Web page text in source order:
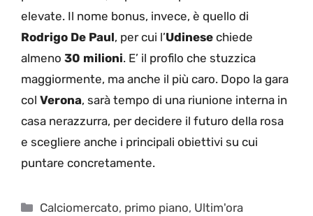
elevate. Il nome bonus, invece, è quello di
Rodrigo De Paul, per cui l’Udinese chiede
almeno 30 milioni. E’ il profilo che stuzzica
maggiormente, ma anche il più caro. Dopo la gara
col Verona, sarà tempo di una riunione interna in
casa nerazzurra, per decidere il futuro della rosa
e scegliere anche i principali obiettivi su cui
puntare concretamente.
Categorie
Calciomercato, primo piano, Ultim'ora